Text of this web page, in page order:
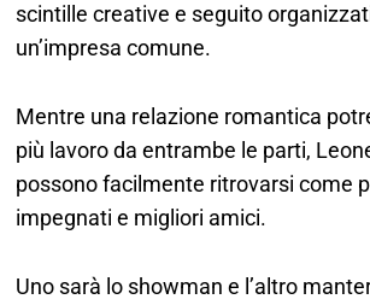
scintille creative e seguito
un’impresa comune.
Mentre una relazione romantica
più lavoro da entrambe le parti,
possono facilmente ritrovarsi come
impegnati e migliori amici.
Uno sarà lo showman e l’altro